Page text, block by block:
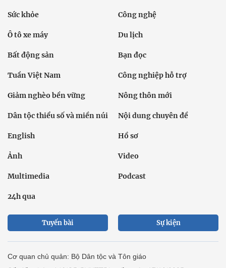
Sức khỏe Công nghệ
Ô tô xe máy Du lịch
Bất động sản Bạn đọc
Tuần Việt Nam Công nghiệp hỗ trợ
Giảm nghèo bền vững Nông thôn mới
Dân tộc thiểu số và miền núi Nội dung chuyên đề
English Hồ sơ
Ảnh Video
Multimedia Podcast
24h qua
Tuyến bài Sự kiện
Cơ quan chủ quản: Bộ Dân tộc và Tôn giáo